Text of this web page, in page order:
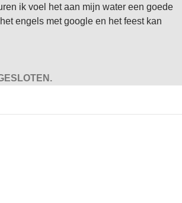
ik voel het aan mijn water een goede
engels met google en het feest kan